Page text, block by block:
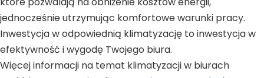
jednocześnie utrzymując komfortowe warunki pracy.
Inwestycja w odpowiednią klimatyzację to inwestycja w
efektywność i wygodę Twojego biura.
Więcej informacji na temat klimatyzacji w biurach